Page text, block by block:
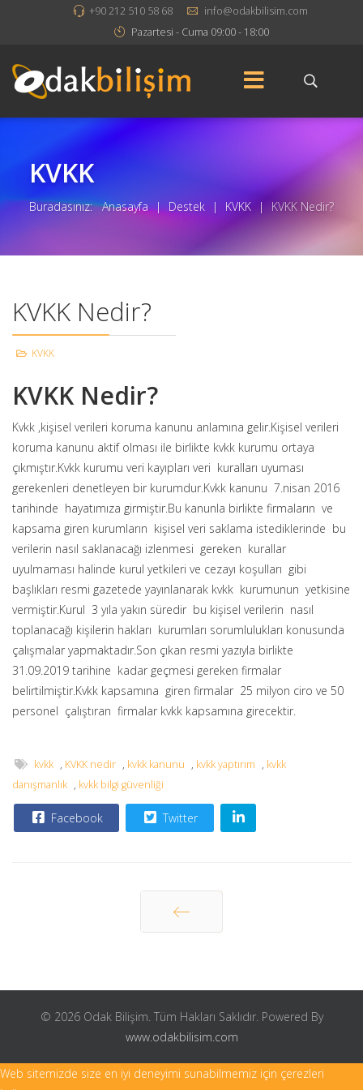
+90 212 510 58 68
info@odakbilisim.com
Pazartesi - Cuma 09:00 - 18:00
KVKK
Buradasınız: Anasayfa | Destek | KVKK | KVKK Nedir?
KVKK Nedir?
KVKK
KVKK Nedir?
Kvkk ,kişisel verileri koruma kanunu anlamına gelir.Kişisel verileri
koruma kanunu aktif olması ile birlikte kvkk kurumu ortaya
çıkmıştır.Kvkk kurumu veri kayıpları veri kuralları uyuması
gerekenleri denetleyen bir kurumdur.Kvkk kanunu 7.nisan 2016
tarihinde hayatımıza girmiştir.Bu kanunla birlikte firmaların ve
kapsama giren kurumların kişisel veri saklama istediklerinde bu
verilerin nasıl saklanacağı izlenmesi gereken kurallar
uyulmaması halinde kurul yetkileri ve cezayı koşulları gibi
başlıkları resmi gazetede yayınlanarak kvkk kurumunun yetkisine
vermiştir.Kurul 3 yıla yakın süredir bu kişisel verilerin nasıl
toplanacağı kişilerin hakları kurumları sorumlulukları konusunda
çalışmalar yapmaktadır.Son çıkan resmi yazıyla birlikte
31.09.2019 tarihine kadar geçmesi gereken firmalar
belirtilmiştir.Kvkk kapsamına giren firmalar 25 milyon ciro ve 50
personel çalıştıran firmalar kvkk kapsamına girecektir.
kvkk , KVKK nedir , kvkk kanunu , kvkk yaptırım , kvkk
danışmanlık , kvkk bilgi güvenliği
Facebook Twitter
© 2026 Odak Bilişim. Tüm Hakları Saklıdır. Powered By
www.odakbilisim.com
Web sitemizde size en iyi deneyimi sunabilmemiz için çerezleri